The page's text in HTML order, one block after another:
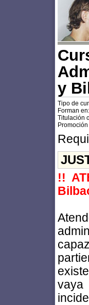
y
Tipo de
Forman en:
Titulación
!!
vaya